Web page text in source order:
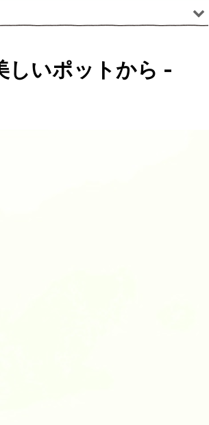
いポットから -